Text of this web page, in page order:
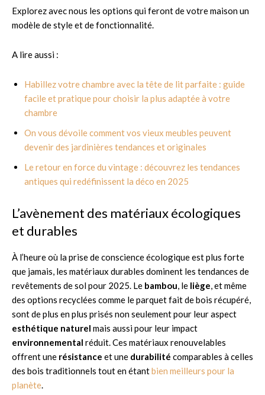
Explorez avec nous les options qui feront de votre maison un
modèle de style et de fonctionnalité.
A lire aussi :
Habillez votre chambre avec la tête de lit parfaite : guide
facile et pratique pour choisir la plus adaptée à votre
chambre
On vous dévoile comment vos vieux meubles peuvent
devenir des jardinières tendances et originales
Le retour en force du vintage : découvrez les tendances
antiques qui redéfinissent la déco en 2025
L’avènement des matériaux écologiques
et durables
À l’heure où la prise de conscience écologique est plus forte
que jamais, les matériaux durables dominent les tendances de
revêtements de sol pour 2025. Le bambou, le liège, et même
des options recyclées comme le parquet fait de bois récupéré,
sont de plus en plus prisés non seulement pour leur aspect
esthétique naturel mais aussi pour leur impact
environnemental réduit. Ces matériaux renouvelables
offrent une résistance et une durabilité comparables à celles
des bois traditionnels tout en étantbien meilleurs pour la
planète.